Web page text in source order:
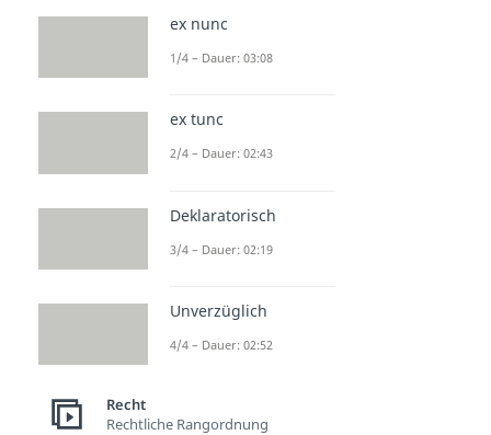
Deliktsfähigkeit
Auf Bewährung
Betrug Schema
ex nunc
1/4 – Dauer: 03:08
ex tunc
2/4 – Dauer: 02:43
Deklaratorisch
3/4 – Dauer: 02:19
Unverzüglich
4/4 – Dauer: 02:52
Recht
Rechtliche Rangordnung